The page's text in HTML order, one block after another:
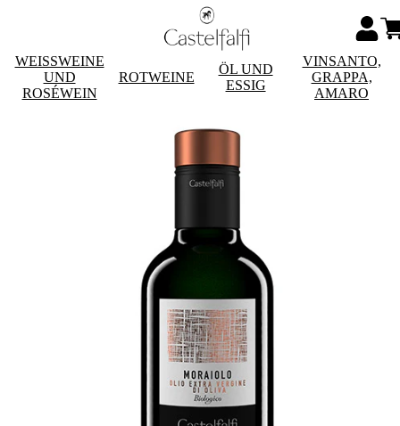
WEISSWEINE
UND
ROSÉWEIN
ROTWEINE
ÖL UND
ESSIG
VINSANTO,
GRAPPA,
AMARO